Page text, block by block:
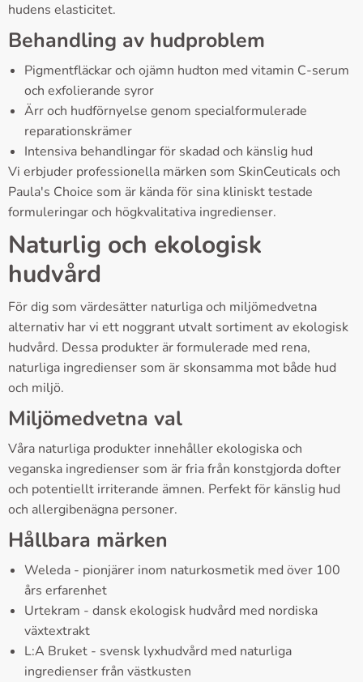
hudens elasticitet.
Behandling av hudproblem
Pigmentfläckar och ojämn hudton med vitamin C-serum
och exfolierande syror
Ärr och hudförnyelse genom specialformulerade
reparationskrämer
Intensiva behandlingar för skadad och känslig hud
Vi erbjuder professionella märken som SkinCeuticals och
Paula's Choice som är kända för sina kliniskt testade
formuleringar och högkvalitativa ingredienser.
Naturlig och ekologisk
hudvård
För dig som värdesätter naturliga och miljömedvetna
alternativ har vi ett noggrant utvalt sortiment av ekologisk
hudvård. Dessa produkter är formulerade med rena,
naturliga ingredienser som är skonsamma mot både hud
och miljö.
Miljömedvetna val
Våra naturliga produkter innehåller ekologiska och
veganska ingredienser som är fria från konstgjorda dofter
och potentiellt irriterande ämnen. Perfekt för känslig hud
och allergibenägna personer.
Hållbara märken
Weleda - pionjärer inom naturkosmetik med över 100
års erfarenhet
Urtekram - dansk ekologisk hudvård med nordiska
växtextrakt
L:A Bruket - svensk lyxhudvård med naturliga
ingredienser från västkusten